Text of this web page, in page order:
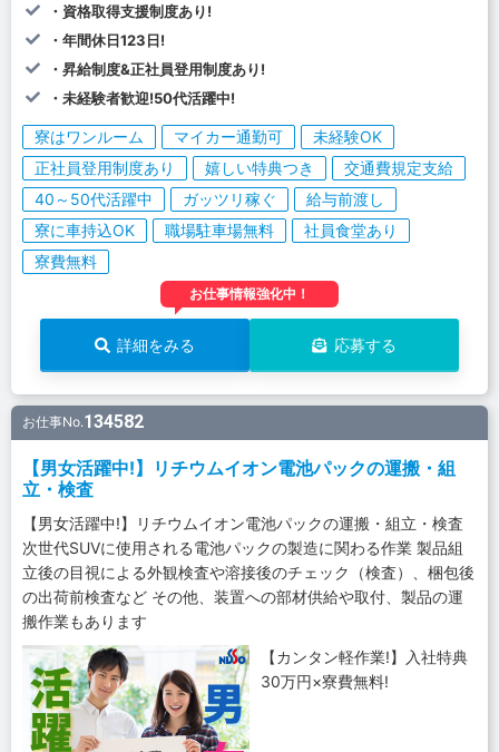
・資格取得支援制度あり!
・年間休日123日!
・昇給制度&正社員登用制度あり!
・未経験者歓迎!50代活躍中!
寮はワンルーム マイカー通勤可
未経験OK
正社員登用制度あり
嬉しい特典つき
交通費規定支給
40～50代活躍中
ガッツリ稼ぐ
給与前渡し
寮に車持込OK
職場駐車場無料
社員食堂あり
寮費無料
お仕事情報強化中！
詳細をみる 応募する
お仕事No.134582
【男女活躍中!】リチウムイオン電池パックの運搬・組
立・検査
【男女活躍中!】リチウムイオン電池パックの運搬・組立・検査
次世代SUVに使用される電池パックの製造に関わる作業 製品組
立後の目視による外観検査や溶接後のチェック（検査）、梱包後
の出荷前検査など その他、装置への部材供給や取付、製品の運
搬作業もあります
【カンタン軽作業!】入社特典
30万円×寮費無料!